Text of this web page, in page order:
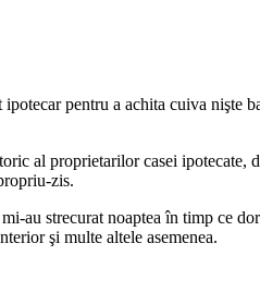
pentru a achita cuiva
al proprietarilor casei
zis.
mi-au strecurat noaptea în timp ce
şi multe altele asemenea.